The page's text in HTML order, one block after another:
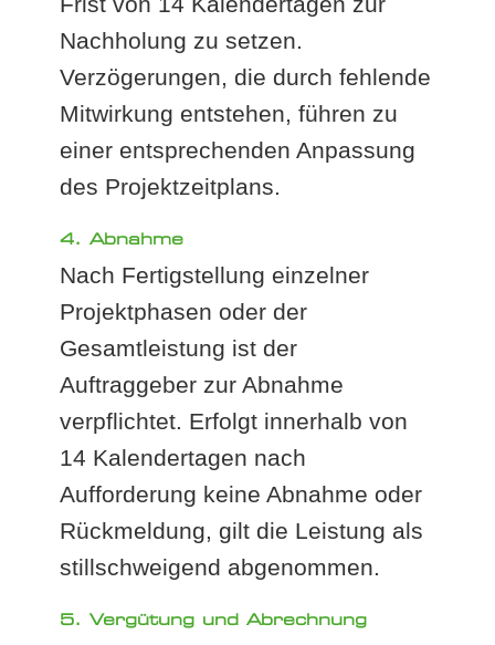
Nachholung zu setzen.
Verzögerungen, die durch fehlende
Mitwirkung entstehen, führen zu
einer entsprechenden Anpassung
des Projektzeitplans.
4. Abnahme
Nach Fertigstellung einzelner
Projektphasen oder der
Gesamtleistung ist der
Auftraggeber zur Abnahme
verpflichtet. Erfolgt innerhalb von
14 Kalendertagen nach
Aufforderung keine Abnahme oder
Rückmeldung, gilt die Leistung als
stillschweigend abgenommen.
5. Vergütung und Abrechnung